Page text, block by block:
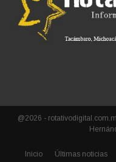
@2026 -
Inicio Últimas noticias